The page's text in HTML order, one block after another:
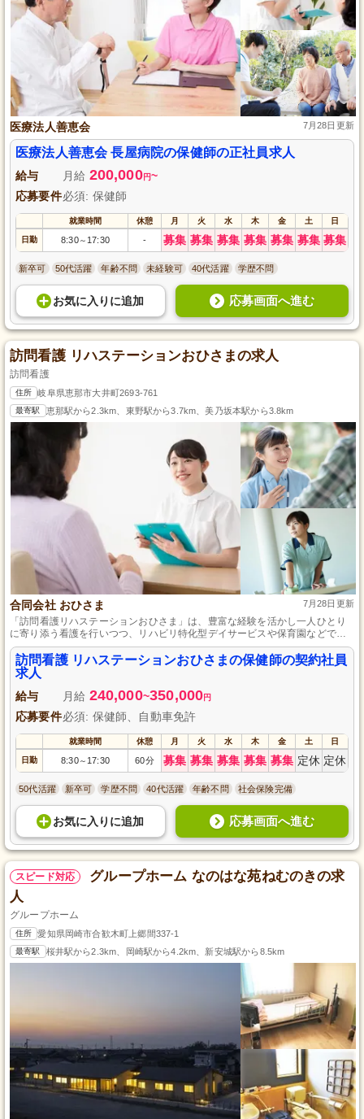
医療法人善恵会 7月28日更新
医療法人善恵会 長屋病院の保健師の正社員求人
給与 月給 200,000円~
応募要件必須: 保健師
就業時間 休憩 月 火 水 木 金 土 日
日勤 8:30～ 17:30 - 募集 募集 募集 募集 募集 募集 募集
新卒可 50代活躍 年齢不問 未経験可 40代活躍 学歴不問
お気に入り に追加 応募画面へ進む
訪問看護 リハステーションおひさまの求人
訪問看護
住所 岐阜県恵那市大井町2693-761
最寄駅 恵那駅から2.3km、東野駅から3.7km、美乃坂本駅から3.8km
合同会社 おひさま 7月28日更新
「訪問看護リハステーションおひさま」は、豊富な経験を活かし一人ひとり
に寄り添う看護を行いつつ、リハビリ特化型デイサービスや保育園などで地
域社会づくりに力を注ぎ、子育て支援も実施しています。
訪問看護 リハステーションおひさまの保健師の契約社員
求人
給与 月給 240,000~350,000円
応募要件必須: 保健師、自動車免許
就業時間 休憩 月 火 水 木 金 土 日
日勤 8:30～ 17:30 60分 募集 募集 募集 募集 募集 定休 定休
50代活躍 新卒可 学歴不問 40代活躍 年齢不問 社会保険完備
お気に入り に追加 応募画面へ進む
スピード対応
グループホーム なのはな苑ねむのきの求
人
グループホーム
住所 愛知県岡崎市合歓木町上郷間337-1
最寄駅 桜井駅から2.3km、岡崎駅から4.2km、新安城駅から8.5km